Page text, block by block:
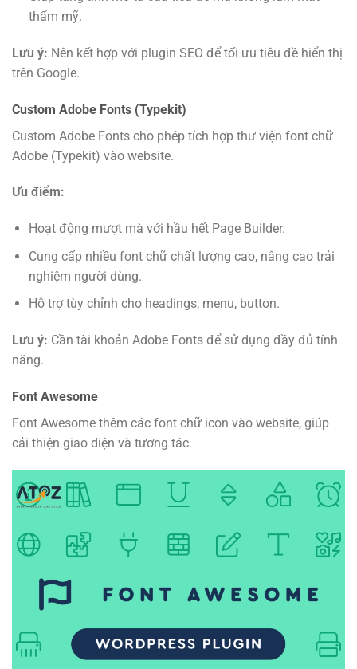
thẩm mỹ.
Lưu ý: Nên kết hợp với plugin SEO để tối ưu tiêu đề hiển thị
trên Google.
Custom Adobe Fonts (Typekit)
Custom Adobe Fonts cho phép tích hợp thư viện font chữ
Adobe (Typekit) vào website.
Ưu điểm:
Hoạt động mượt mà với hầu hết Page Builder.
Cung cấp nhiều font chữ chất lượng cao, nâng cao trải
nghiệm người dùng.
Hỗ trợ tùy chỉnh cho headings, menu, button.
Lưu ý: Cần tài khoản Adobe Fonts để sử dụng đầy đủ tính
năng.
Font Awesome
Font Awesome thêm các font chữ icon vào website, giúp
cải thiện giao diện và tương tác.